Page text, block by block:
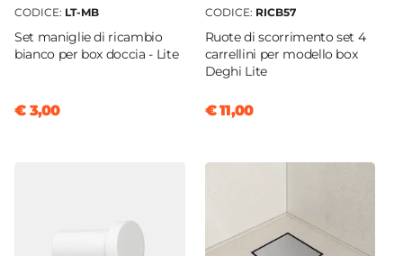
CODICE: LT-MB
Set maniglie di ricambio
bianco per box doccia - Lite
€ 3,00
CODICE: RICB57
Ruote di scorrimento set 4
carrellini per modello box
Deghi Lite
€ 11,00